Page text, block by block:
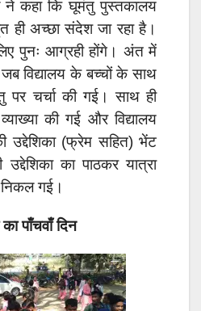
ने कहा कि घूमंतु पुस्तकालय
ही अच्छा संदेश जा रहा है।
पुनः आग्रही होंगे। अंत में
विद्यालय के बच्चों के साथ
पर चर्चा की गई। साथ ही
की गई और विद्यालय
उद्देशिका (फ्रेम सहित) भेंट
का पाठकर यात्रा
गई।
पाँचवाँ दिन